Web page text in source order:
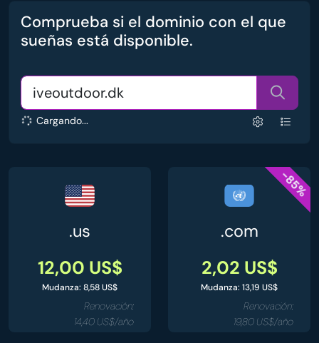
Comprueba si el dominio con el que
sueñas está disponible.
Cargando...
.us
12,00 US$
Mudanza: 8,58 US$
Renovación:
14,40 US$/año
-85%
.com
2,02 US$
Mudanza: 13,19 US$
Renovación:
19,80 US$/año